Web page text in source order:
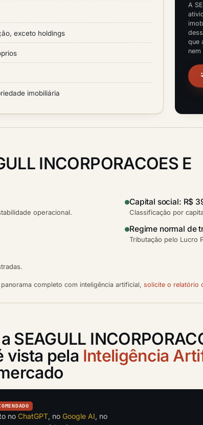
exceto holdings
imobiliária
A
que
INCORPORACOES E
operacional.
Capital social: R$
Classificação por
Regime normal de
Tributação pelo Lucro
completo com inteligência artificial, solicite o relatório
SEAGULL
vista pela Inteligência
no ChatGPT, no Google AI, no